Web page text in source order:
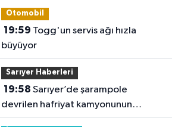
Otomobil
19:59
büyüyor
Sarıyer Haberleri
19:58
devrilen hafriyat kamyonunun
şoförü yaralandı